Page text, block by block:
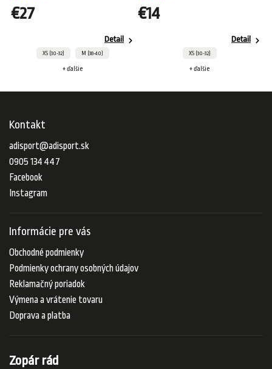
€27
Detail
XS (30-32) M (38-40)
+ ďalšie
€14
Detail
XS (30-32)
+ ďalšie
Kontakt
adisport@adisport.sk
0905 134 447
Facebook
Instagram
Informácie pre vás
Obchodné podmienky
Podmienky ochrany osobných údajov
Reklamačný poriadok
Výmena a vrátenie tovaru
Doprava a platba
Zopár rád